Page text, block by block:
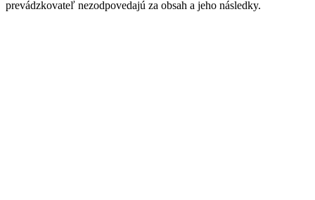
prevádzkovateľ nezodpovedajú za obsah a jeho následky.